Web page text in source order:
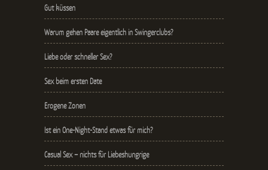
Gut küssen
Warum gehen Paare eigentlich in Swingerclubs?
Liebe oder schneller Sex?
Sex beim ersten Date
Erogene Zonen
Ist ein One-Night-Stand etwas für mich?
Casual Sex – nichts für Liebeshungrige